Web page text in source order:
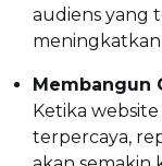
audiens yang
Membangun
Ketika
terpercaya,